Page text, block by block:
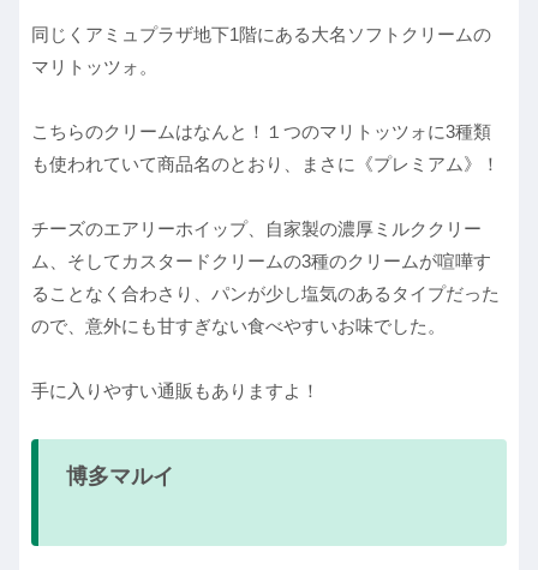
同じくアミュプラザ地下1階にある大名ソフトクリームの
マリトッツォ。
こちらのクリームはなんと！１つのマリトッツォに3種類
も使われていて商品名のとおり、まさに《プレミアム》！
チーズのエアリーホイップ、自家製の濃厚ミルククリー
ム、そしてカスタードクリームの3種のクリームが喧嘩す
ることなく合わさり、パンが少し塩気のあるタイプだった
ので、意外にも甘すぎない食べやすいお味でした。
手に入りやすい通販もありますよ！
博多マルイ